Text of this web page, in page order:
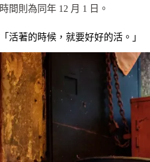
時間則為同年 12 月 1 日。
「活著的時候，就要好好的活。」